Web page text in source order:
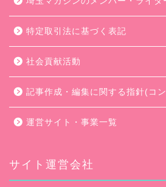
特定取引法に基づく表記
社会貢献活動
記事作成・編集に関する指針(コ
運営サイト・事業一覧
サイト運営会社